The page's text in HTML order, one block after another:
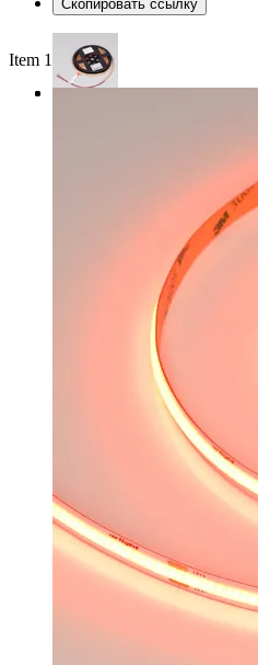
Скопировать ссылку
Item 1 of 3